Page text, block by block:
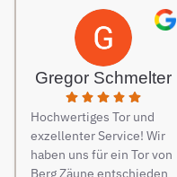
die Steuerung und
Elektrik des Tores
fachmännisch
anzuschließen.
Besonders
hervorzuheben ist die
Unterstützung während
des Auswahlprozesses.
Unsere
Gregor Schmelter
Hochwertiges Tor und
exzellenter Service! Wir
haben uns für ein Tor von
Berg Zäune entschieden